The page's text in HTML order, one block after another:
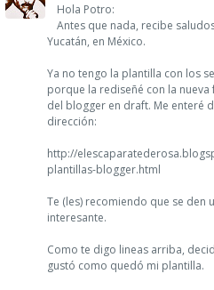
Hola Potro:
Antes que nada, recibe
Yucatán, en México.
Ya no tengo la plantilla con los
porque la rediseñé con la
del blogger en draft. Me enteré
dirección:
http://
plantillas-blogger.html
Te (les) recomiendo que se den
interesante.
Como te digo lineas arriba,
gustó como quedó mi plantilla.